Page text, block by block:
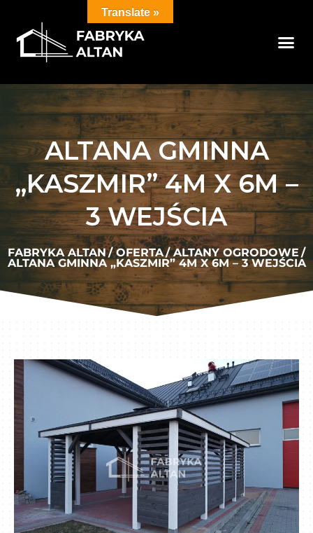
ALTANA GMINNA
„KASZMIR” 4M X 6M –
3 WEJŚCIA
FABRYKA ALTAN/OFERTA/ALTANY OGRODOWE /
ALTANA GMINNA „KASZMIR” 4M X 6M – 3 WEJŚCIA
Translate »